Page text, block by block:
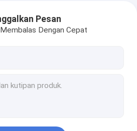
Laser
Draw
Pesan
Dengan Cepat